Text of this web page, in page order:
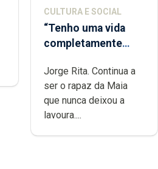
CULTURA E SOCIAL
“Tenho uma vida
completamente
dedicação, gosto e
muita paixão”
Jorge Rita. Continua a
ser o rapaz da Maia
que nunca deixou a
lavoura....